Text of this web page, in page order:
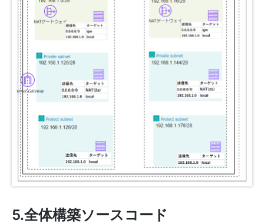
5.全体構築ソースコード